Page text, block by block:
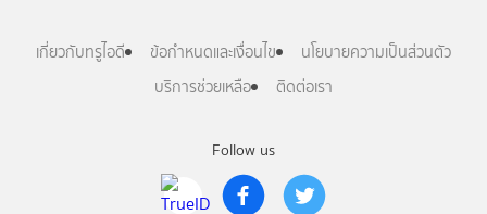
Follow us
เกี่ยวกับทรูไอดี ข้อกำหนดและเงื่อนไข
นโยบายความเป็นส่วนตัว
บริการช่วยเหลือ
ติดต่อเรา